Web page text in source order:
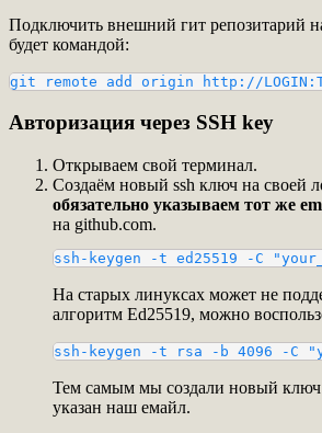
Подключить внешний гит репозитарий
будет командой:
git remote add origin http://
Авторизация через SSH key
Открываем свой терминал.
Создаём новый ssh ключ на своей
обязательно указываем тот же
на github.com.
ssh-keygen -t ed25519 -C
На старых линуксах может не
алгоритм Ed25519, можно
ssh-keygen -t rsa -b 4096 -C
Тем самым мы создали новый ключ
указан наш емайл.